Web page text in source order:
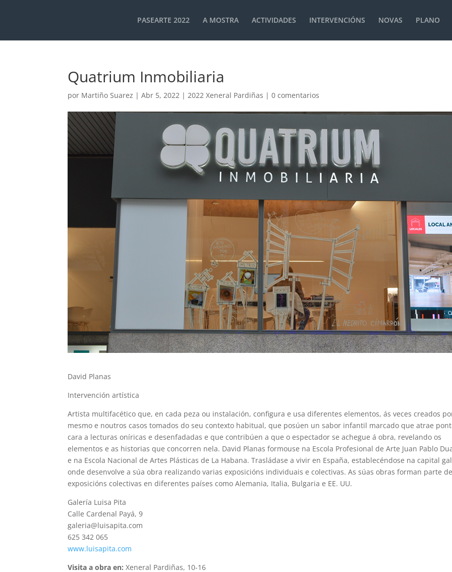
PASEARTE 2022 A MOSTRA ACTIVIDADES INTERVENCIÓNS NOVAS PLANO
Quatrium Inmobiliaria
por Martiño Suarez |Abr 5, 2022 |2022 Xeneral Pardiñas |0 comentarios
David Planas
Intervención artística
Artista multifacético que, en cada peza ou instalación, configura e usa diferentes elementos, ás veces creados
mesmo e noutros casos tomados do seu contexto habitual, que posúen un sabor infantil marcado que atrae
cara a lecturas oníricas e desenfadadas e que contribúen a que o espectador se achegue á obra, revelando os
elementos e as historias que concorren nela. David Planas formouse na Escola Profesional de Arte Juan Pablo
e na Escola Nacional de Artes Plásticas de La Habana. Trasládase a vivir en España, establecéndose na capital
onde desenvolve a súa obra realizando varias exposicións individuais e colectivas. As súas obras forman parte de
exposicións colectivas en diferentes países como Alemania, Italia, Bulgaria e EE. UU.
Galería Luisa Pita
Calle Cardenal Payá, 9
galeria@luisapita.com
625 342 065
www.luisapita.com
Visita a obra en: Xeneral Pardiñas, 10-16